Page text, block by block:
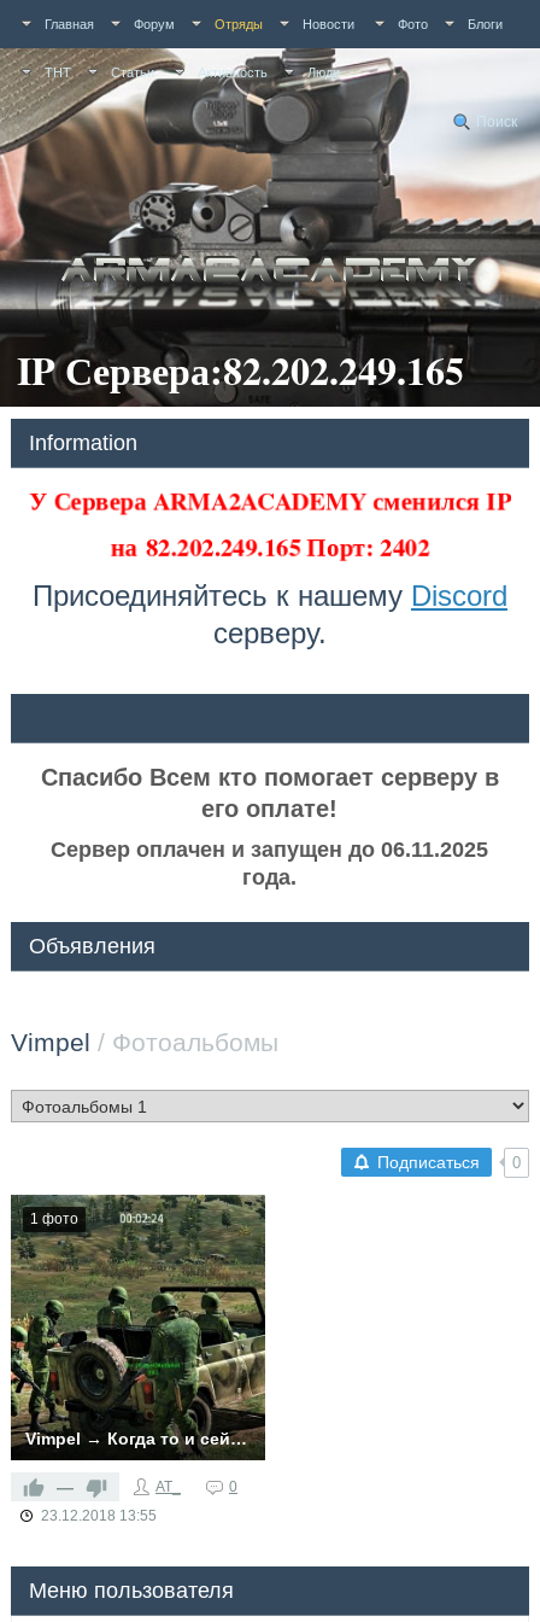
Главная Форум Отряды Новости Фото Блоги
ТНТ Статьи Активность Люди
Поиск
IP Сервера:82.202.249.165
Information
У Сервера ARMA2ACADEMY сменился IP
на 82.202.249.165 Порт: 2402
Присоединяйтесь к нашему Discord
серверу.
Спасибо Всем кто помогает серверу в
его оплате!
Сервер оплачен и запущен до 06.11.2025
года.
Объявления
Vimpel / Фотоальбомы
Подписаться 0
1 фото
Vimpel → Когда то и сейчас
— AT_
0
23.12.2018 13:55
Меню пользователя